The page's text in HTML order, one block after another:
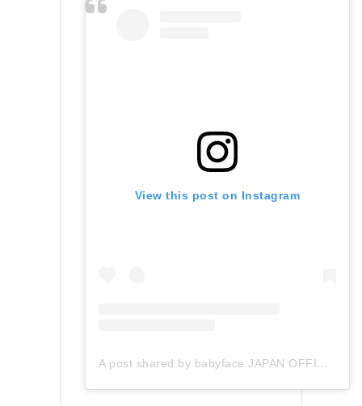
View this post on Instagram
A post shared by babyface JAPAN OFFICIAL (@babyface_japan)